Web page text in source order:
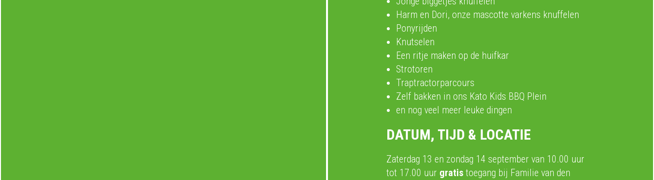
Harm en Dori, onze mascotte varkens knuffelen
Ponyrijden
Knutselen
Een ritje maken op de huifkar
Strotoren
Traptractorparcours
Zelf bakken in ons Kato Kids BBQ Plein
en nog veel meer leuke dingen
DATUM, TIJD & LOCATIE
Zaterdag 13 en zondag 14 september van 10.00 uur
tot 17.00 uur gratis toegang bij Familie van den